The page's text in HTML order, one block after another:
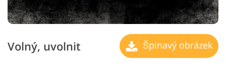
Volný, uvolnit Špinavý obrázek